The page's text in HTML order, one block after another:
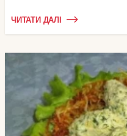
ЧИТАТИ ДАЛІ